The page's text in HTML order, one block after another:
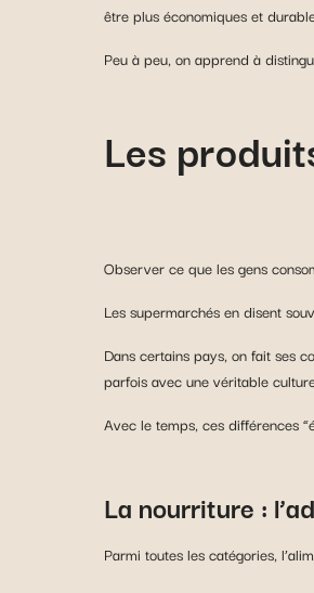
être plus économiques et
Peu à peu, on apprend à
Les
Observer ce que les gens
Les supermarchés en disent
Dans certains pays, on fait ses
parfois avec une véritable
Avec le temps, ces différences
La nourriture :
Parmi toutes les catégories,